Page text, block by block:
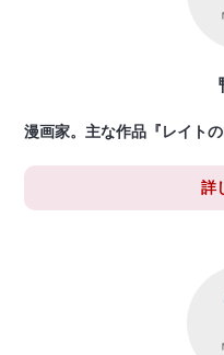
漫画家。主な作品『レイト
詳